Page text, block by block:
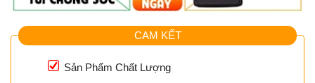
CAM KẾT
Sản Phẩm Chất Lượng